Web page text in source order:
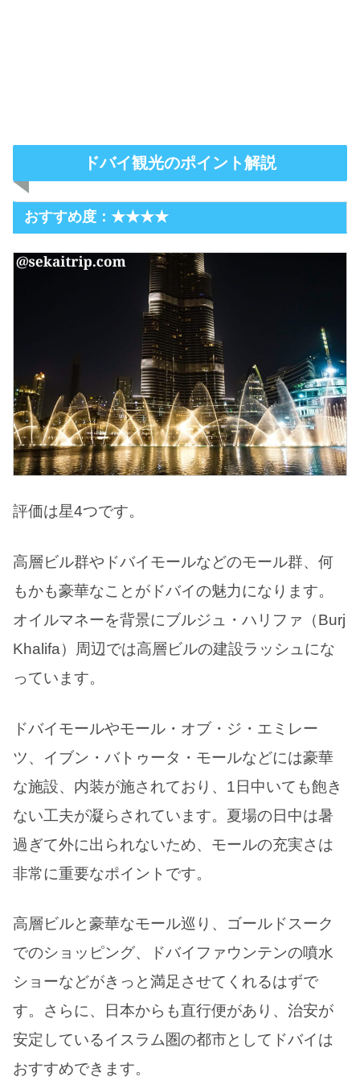
ドバイ観光のポイント解説
おすすめ度：★★★★
評価は星4つです。
高層ビル群やドバイモールなどのモール群、何
もかも豪華なことがドバイの魅力になります。
オイルマネーを背景にブルジュ・ハリファ（Burj
Khalifa）周辺では高層ビルの建設ラッシュにな
っています。
ドバイモールやモール・オブ・ジ・エミレー
ツ、イブン・バトゥータ・モールなどには豪華
な施設、内装が施されており、1日中いても飽き
ない工夫が凝らされています。夏場の日中は暑
過ぎて外に出られないため、モールの充実さは
非常に重要なポイントです。
高層ビルと豪華なモール巡り、ゴールドスーク
でのショッピング、ドバイファウンテンの噴水
ショーなどがきっと満足させてくれるはずで
す。さらに、日本からも直行便があり、治安が
安定しているイスラム圏の都市としてドバイは
おすすめできます。